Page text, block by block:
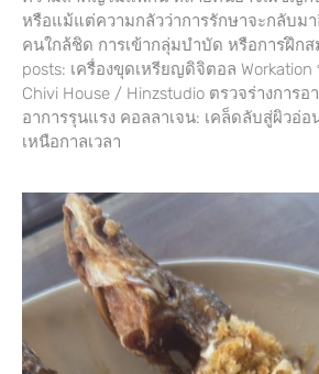
หรือแม้แต่ความกลัวว่าการรักษาจะกลับม
คนใกล้ชิด การเข้ากลุ่มบำบัด หรือการฝึกส
posts: เครื่องขุดเหรียญดิจิตอล Workation
Chivi House / Hinzstudio ตรวจร่างการ
อาการรุนแรง คอลลาเจน: เคล็ดลับสู่ผิวอ่อ
เหนือกาลเวลา